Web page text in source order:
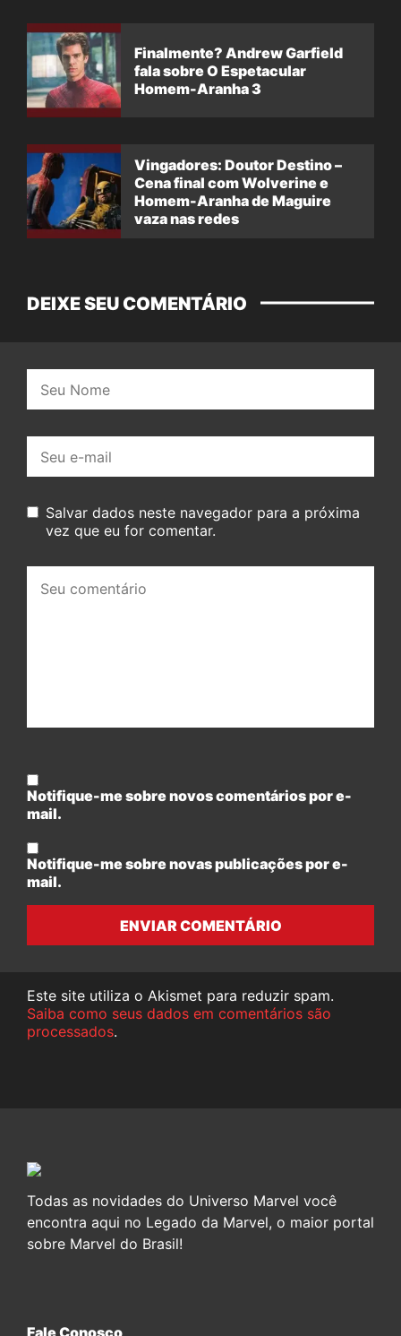
Finalmente? Andrew Garfield
fala sobre O Espetacular
Homem-Aranha 3
Vingadores: Doutor Destino –
Cena final com Wolverine e
Homem-Aranha de Maguire
vaza nas redes
DEIXE SEU COMENTÁRIO
mail:
Salvar dados neste navegador para a próxima
vez que eu for comentar.
comentário:
Notifique-me sobre novos comentários por e-
mail.
Notifique-me sobre novas publicações por e-
mail.
ENVIAR COMENTÁRIO
Este site utiliza o Akismet para reduzir spam.
Saiba como seus dados em comentários são
processados.
Todas as novidades do Universo Marvel você
encontra aqui no Legado da Marvel, o maior portal
sobre Marvel do Brasil!